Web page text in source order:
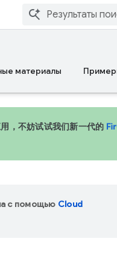
материалы
，不妨试试我们新一代的
с помощью Cloud